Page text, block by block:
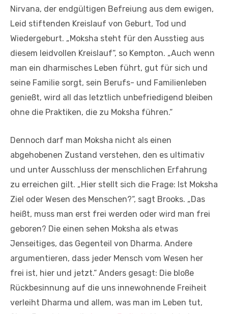
Nirvana, der endgültigen Befreiung aus dem ewigen,
Leid stiftenden Kreislauf von Geburt, Tod und
Wiedergeburt. „Moksha steht für den Ausstieg aus
diesem leidvollen Kreislauf“, so Kempton. „Auch wenn
man ein dharmisches Leben führt, gut für sich und
seine Familie sorgt, sein Berufs- und Familienleben
genießt, wird all das letztlich unbefriedigend bleiben
ohne die Praktiken, die zu Moksha führen.“
Dennoch darf man Moksha nicht als einen
abgehobenen Zustand verstehen, den es ultimativ
und unter Ausschluss der menschlichen Erfahrung
zu erreichen gilt. „Hier stellt sich die Frage: Ist Moksha
Ziel oder Wesen des Menschen?“, sagt Brooks. „Das
heißt, muss man erst frei werden oder wird man frei
geboren? Die einen sehen Moksha als etwas
Jenseitiges, das Gegenteil von Dharma. Andere
argumentieren, dass jeder Mensch vom Wesen her
frei ist, hier und jetzt.“ Anders gesagt: Die bloße
Rückbesinnung auf die uns innewohnende Freiheit
verleiht Dharma und allem, was man im Leben tut,